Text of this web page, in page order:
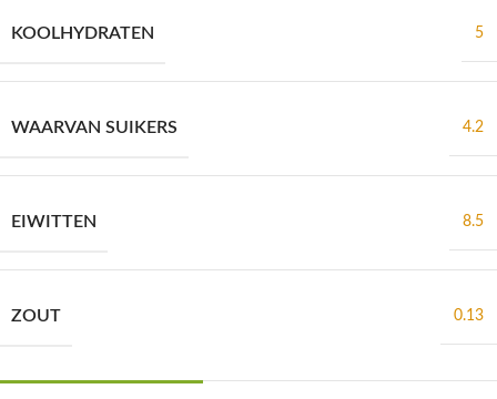
KOOLHYDRATEN 5
WAARVAN SUIKERS 4.2
EIWITTEN 8.5
ZOUT 0.13